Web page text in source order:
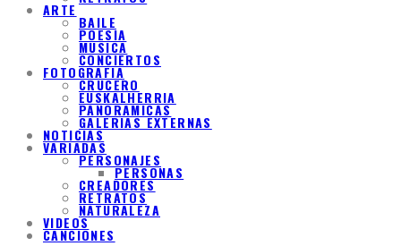
ARTE
BAILE
POESIA
MUSICA
CONCIERTOS
FOTOGRAFIA
CRUCERO
EUSKALHERRIA
PANORAMICAS
GALERIAS EXTERNAS
NOTICIAS
VARIADAS
PERSONAJES
PERSONAS
CREADORES
RETRATOS
NATURALEZA
VIDEOS
CANCIONES